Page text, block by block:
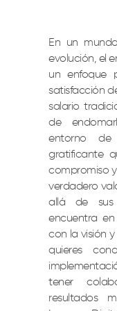
En un
evolución, el
un enfoque
satisfacción
salario
de
entorno de
gratificante
compromiso
verdadero
allá de sus
encuentra
con la visión
quieres
tener
resultados